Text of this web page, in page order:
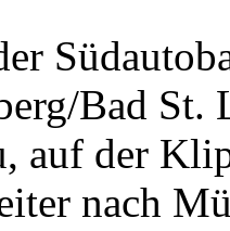
Bad St.
auf der
nach